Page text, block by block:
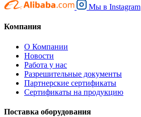
Мы в Instagram
Компания
О Компании
Новости
Работа у нас
Разрешительные документы
Партнерские сертификаты
Сертификаты на продукцию
Поставка оборудования